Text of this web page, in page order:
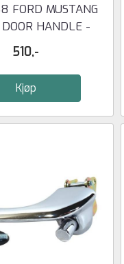
FORD MUSTANG
HANDLE -
RIGHT
510,-
Kjøp